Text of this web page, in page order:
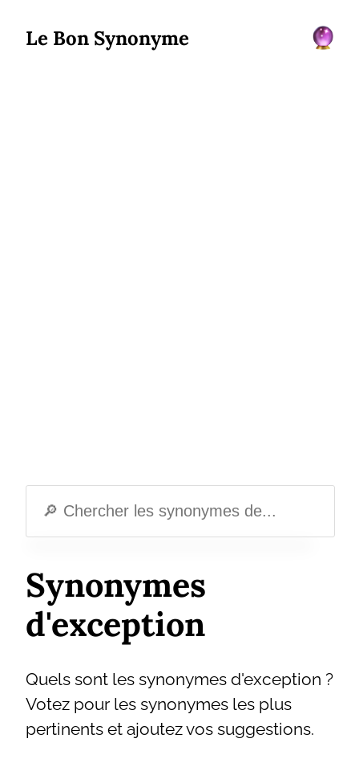
Le Bon Synonyme
Synonymes
d'exception
Quels sont les synonymes d'exception ?
Votez pour les synonymes les plus
pertinents et ajoutez vos suggestions.